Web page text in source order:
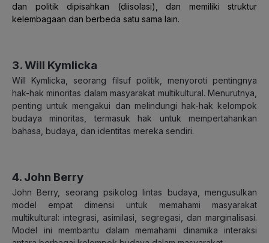
dan politik dipisahkan (diisolasi), dan memiliki struktur
kelembagaan dan berbeda satu sama lain.
3. Will Kymlicka
Will Kymlicka, seorang filsuf politik, menyoroti pentingnya
hak-hak minoritas dalam masyarakat multikultural. Menurutnya,
penting untuk mengakui dan melindungi hak-hak kelompok
budaya minoritas, termasuk hak untuk mempertahankan
bahasa, budaya, dan identitas mereka sendiri.
4. John Berry
John Berry, seorang psikolog lintas budaya, mengusulkan
model empat dimensi untuk memahami masyarakat
multikultural: integrasi, asimilasi, segregasi, dan marginalisasi.
Model ini membantu dalam memahami dinamika interaksi